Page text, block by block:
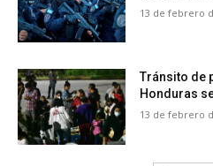
13 de febrero
Tránsito de
Honduras
13 de febrero